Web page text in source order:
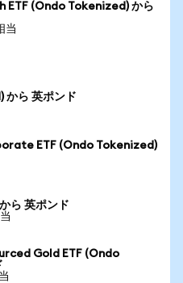
ETF (Ondo Tokenized) から
当
ら 英ポンド
ETF (Ondo Tokenized)
ら 英ポンド
Gold ETF (Ondo